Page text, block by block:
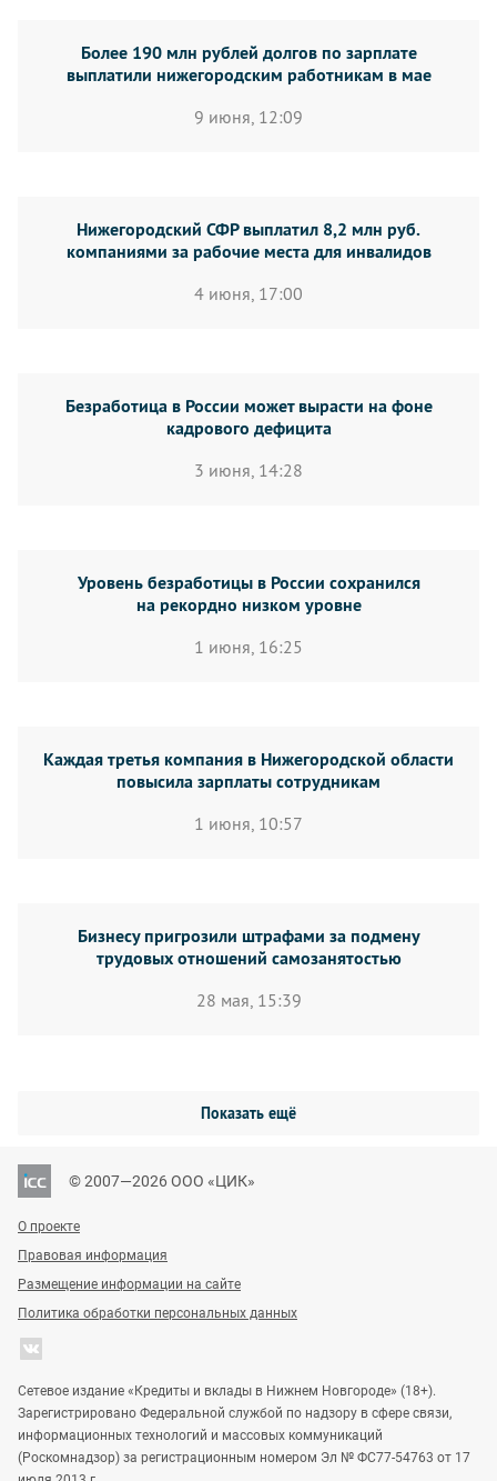
Более 190 млн рублей долгов по зарплате
выплатили нижегородским работникам в мае
9 июня, 12:09
Нижегородский СФР выплатил 8,2 млн руб.
компаниями за рабочие места для инвалидов
4 июня, 17:00
Безработица в России может вырасти на фоне
кадрового дефицита
3 июня, 14:28
Уровень безработицы в России сохранился
на рекордно низком уровне
1 июня, 16:25
Каждая третья компания в Нижегородской области
повысила зарплаты сотрудникам
1 июня, 10:57
Бизнесу пригрозили штрафами за подмену
трудовых отношений самозанятостью
28 мая, 15:39
Показать ещё
© 2007—2026 ООО «ЦИК»
О проекте
Правовая информация
Размещение информации на сайте
Политика обработки персональных данных
Сетевое издание «Кредиты и вклады в Нижнем Новгороде» (18+).
Зарегистрировано Федеральной службой по надзору в сфере связи,
информационных технологий и массовых коммуникаций
(Роскомнадзор) за регистрационным номером Эл № ФС77-54763 от 17